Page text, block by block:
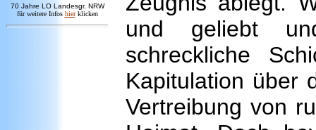
70 Jahre LO Landesgr. NRW
für weitere Infos hier klicken
und geliebt
schreckliche
Kapitulation über
Vertreibung von